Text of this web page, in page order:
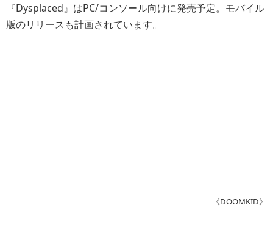
『Dysplaced』はPC/コンソール向けに発売予定。モバイル
版のリリースも計画されています。
《DOOMKID》